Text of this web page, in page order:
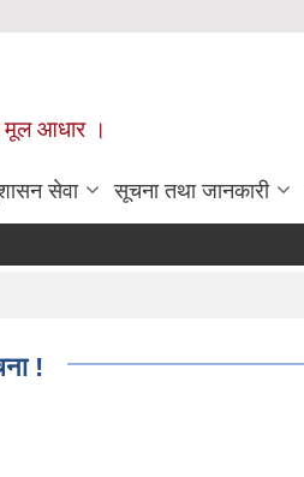
मूल आधार ।
सेवा सूचना तथा जानकारी
!